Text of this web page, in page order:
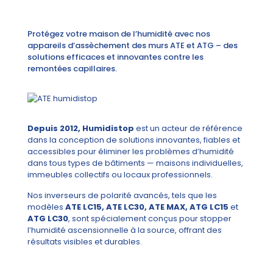
Protégez votre maison de l’humidité avec nos
appareils d’assèchement des murs ATE et ATG – des
solutions efficaces et innovantes contre les
remontées capillaires.
Depuis 2012, Humidistop est un acteur de référence
dans la conception de solutions innovantes, fiables et
accessibles pour éliminer les problèmes d’humidité
dans tous types de bâtiments — maisons individuelles,
immeubles collectifs ou locaux professionnels.
Nos inverseurs de polarité avancés, tels que les
modèles ATE LC15, ATE LC30, ATE MAX, ATG LC15 et
ATG LC30, sont spécialement conçus pour stopper
l’humidité ascensionnelle à la source, offrant des
résultats visibles et durables.